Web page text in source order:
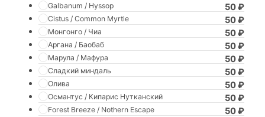
50₽
Galbanum / Hyssop
50₽
Cistus / Common Myrtle
50₽
Монгонго / Чиа
50₽
Аргана / Баобаб
50₽
Марула / Мафура
50₽
Сладкий миндаль
50₽
Олива
50₽
Османтус / Кипарис Нутканский
50₽
Forest Breeze / Nothern Escape